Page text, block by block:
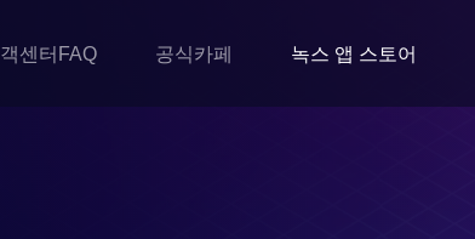
센터FAQ 공식카페 녹스 앱 스토어